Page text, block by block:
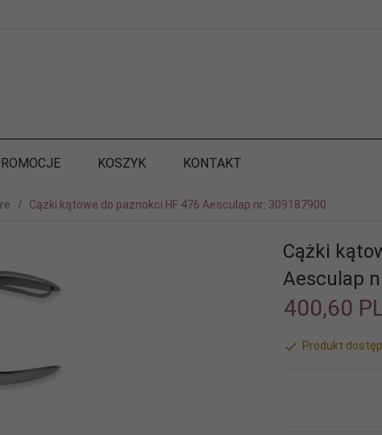
KOSZYK KONTAKT
Cążki kątowe do paznokci HF 476 Aesculap nr: 309187900
Cążki
Aesculap
400,60
Produkt